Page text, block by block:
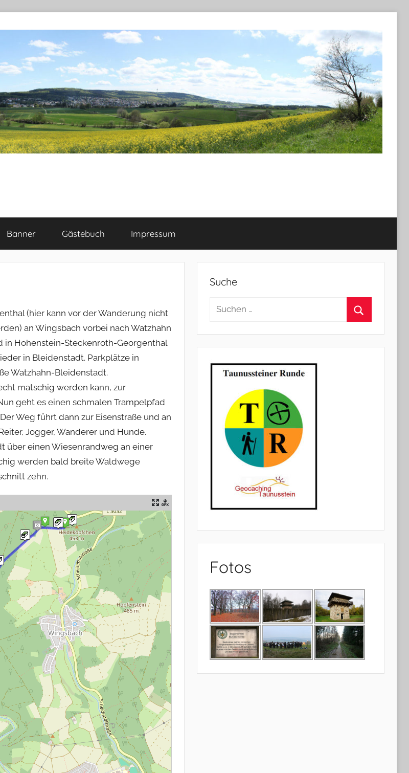
Banner Gästebuch Impressum
(hier kann vor der Wanderung nicht
an Wingsbach vorbei nach Watzhahn
in Hohenstein-Steckenroth-Georgenthal
in Bleidenstadt. Parkplätze in
Watzhahn-Bleidenstadt.
matschig werden kann, zur
geht es einen schmalen Trampelpfad
Weg führt dann zur Eisenstraße und an
Jogger, Wanderer und Hunde.
über einen Wiesenrandweg an einer
werden bald breite Waldwege
zehn.
Suche
Suchen
Fotos